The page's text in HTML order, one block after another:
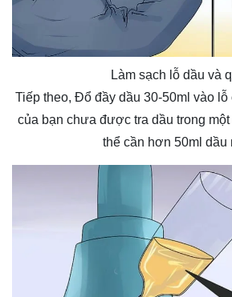
Làm sạch lỗ dầu và
Tiếp theo, Đổ đầy dầu 30-50ml vào
của bạn chưa được tra dầu trong
thể cần hơn 50ml dầu